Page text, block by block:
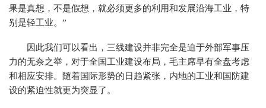
果是真想，不是假想，就必须更多的利用和发展沿海工业，特
别是轻工业。”
因此我们可以看出，三线建设并非完全是迫于外部军事压
力的无奈之举，对于全国工业建设布局，毛主席早有全盘考虑
和相应安排。随着国际形势的日趋紧张，内地的工业和国防建
设的紧迫性就更为突显了。